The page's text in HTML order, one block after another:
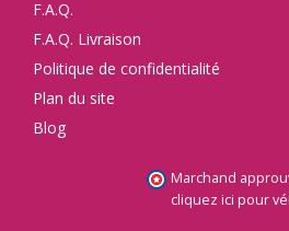
F.A.Q.
F.A.Q. Livraison
Politique de confidentialité
Plan du site
Blog
Marchand
cliquez ici pour